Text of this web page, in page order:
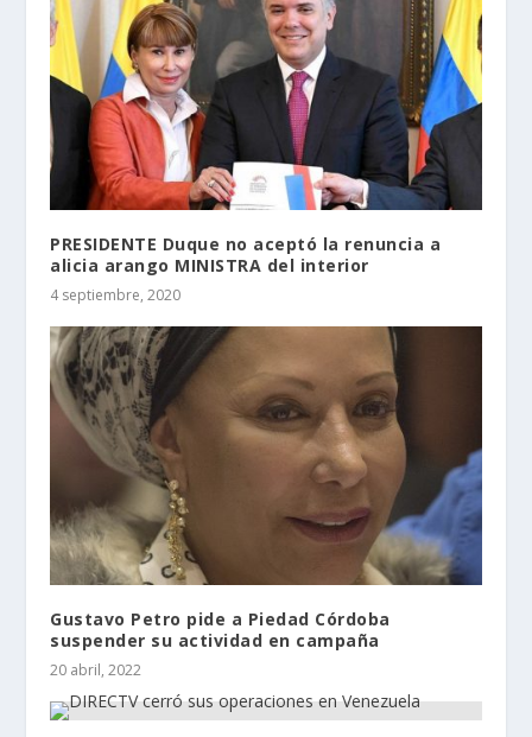
PRESIDENTE Duque no aceptó la renuncia a
alicia arango MINISTRA del interior
4 septiembre, 2020
Gustavo Petro pide a Piedad Córdoba
suspender su actividad en campaña
20 abril, 2022